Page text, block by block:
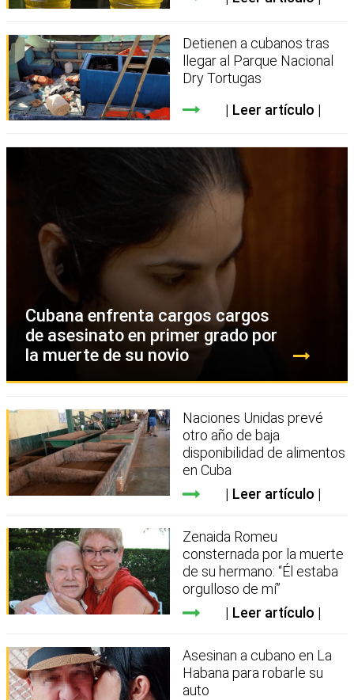
Detienen a cubanos tras
llegar al Parque Nacional
Dry Tortugas
Leer artículo
Cubana enfrenta cargos cargos
de asesinato en primer grado por
la muerte de su novio
Naciones Unidas prevé
otro año de baja
disponibilidad de alimentos
en Cuba
Leer artículo
Zenaida Romeu
consternada por la muerte
de su hermano: “Él estaba
orgulloso de mí”
Leer artículo
Asesinan a cubano en La
Habana para robarle su
auto